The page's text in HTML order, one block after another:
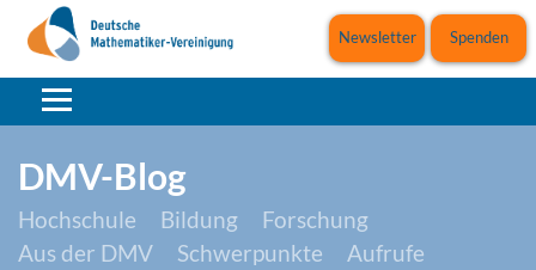
Spenden
Newsletter
DMV-Blog
Hochschule Bildung
Forschung
Aus der DMV
Schwerpunkte
Aufrufe